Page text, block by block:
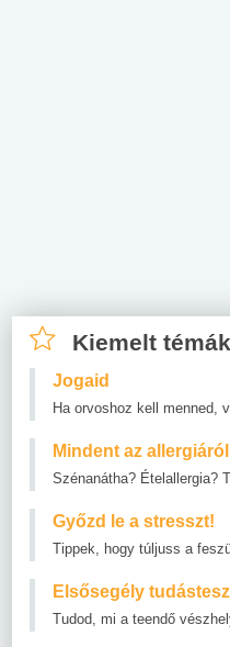
Kiemelt témák
Jogaid
Ha orvoshoz kell menned,
Mindent az allergiáról
Szénanátha? Ételallergia?
Győzd le a stresszt!
Tippek, hogy túljuss a
Elsősegély
Tudod, mi a teendő